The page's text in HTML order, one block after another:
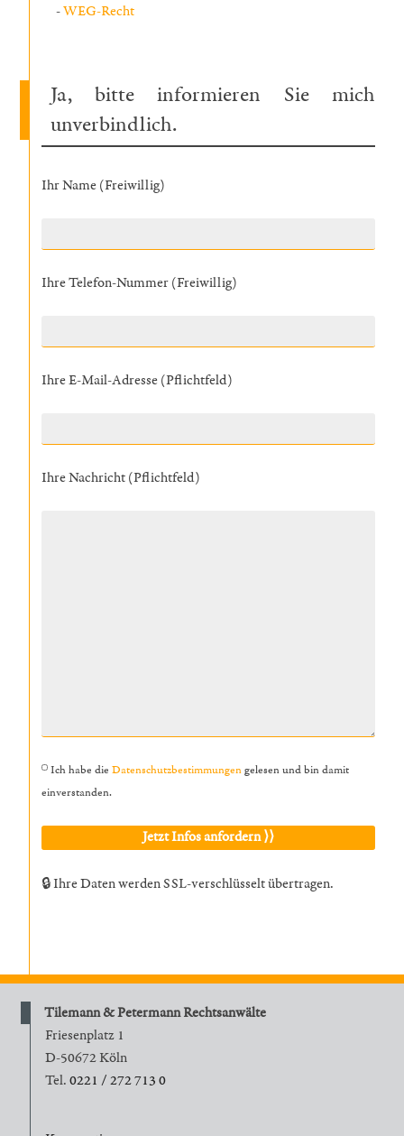
WEG-Recht
Ja, bitte informieren Sie mich
unverbindlich.
Ihr Name (Freiwillig)
Ihre Telefon-Nummer (Freiwillig)
Ihre E-Mail-Adresse (Pflichtfeld)
Ihre Nachricht (Pflichtfeld)
Ich habe dieDatenschutzbestimmungengelesen und bin damit
einverstanden.
🔒 Ihre Daten werden SSL-verschlüsselt übertragen.
Tilemann & Petermann Rechtsanwälte
Friesenplatz 1
D-50672 Köln
Tel.0221 / 272 713 0